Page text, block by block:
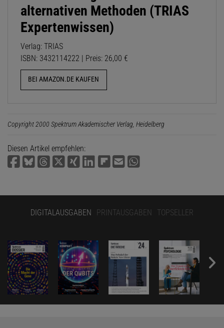
alternativen Methoden (TRIAS
Expertenwissen)
Verlag: TRIAS
ISBN: 3432114222 | Preis: 26,00 €
BEI AMAZON.DE KAUFEN
Copyright 2000 Spektrum Akademischer Verlag, Heidelberg
Diesen Artikel empfehlen:
DIGITALAUSGABEN PRINTAUSGABEN TOPSELLER